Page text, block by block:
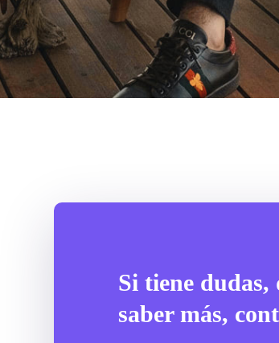
Si tiene dudas,
saber más,